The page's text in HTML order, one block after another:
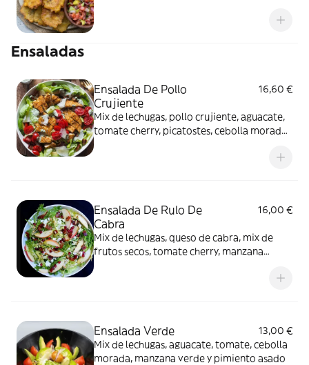
Ensaladas
Ensalada De Pollo
Crujiente
16,60 €
Mix de lechugas, pollo crujiente, aguacate,
tomate cherry, picatostes, cebolla morada,
Ensalada De Rulo De
Cabra
16,00 €
Mix de lechugas, queso de cabra, mix de
frutos secos, tomate cherry, manzana
Ensalada Verde
13,00 €
Mix de lechugas, aguacate, tomate, cebolla
morada, manzana verde y pimiento asado